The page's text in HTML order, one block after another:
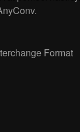
Format